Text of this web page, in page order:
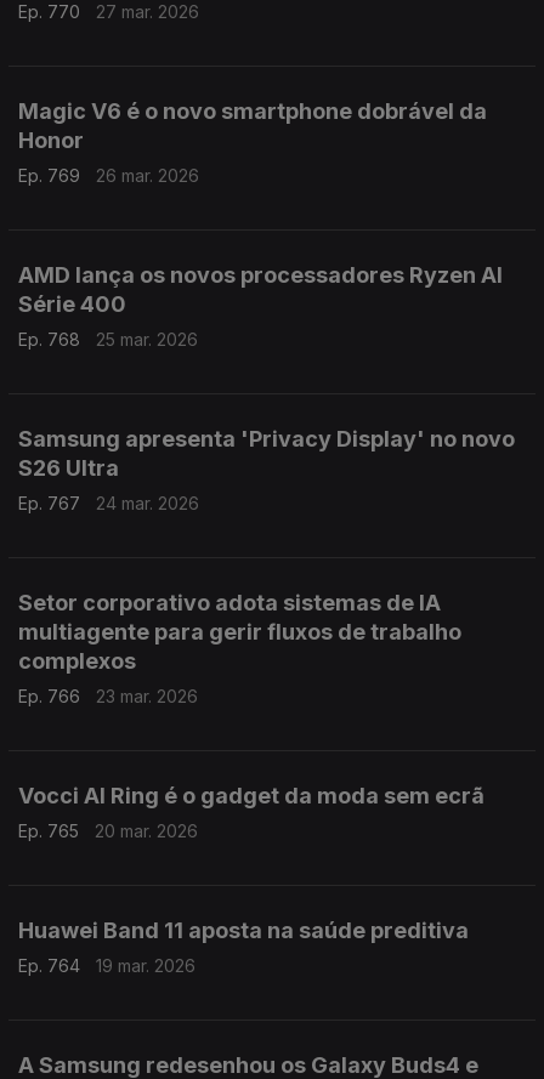
Ep. 770 27 mar. 2026
Magic V6 é o novo smartphone dobrável da
Honor
Ep. 769 26 mar. 2026
AMD lança os novos processadores Ryzen AI
Série 400
Ep. 768 25 mar. 2026
Samsung apresenta 'Privacy Display' no novo
S26 Ultra
Ep. 767 24 mar. 2026
Setor corporativo adota sistemas de IA
multiagente para gerir fluxos de trabalho
complexos
Ep. 766 23 mar. 2026
Vocci AI Ring é o gadget da moda sem ecrã
Ep. 765 20 mar. 2026
Huawei Band 11 aposta na saúde preditiva
Ep. 764 19 mar. 2026
A Samsung redesenhou os Galaxy Buds4 e